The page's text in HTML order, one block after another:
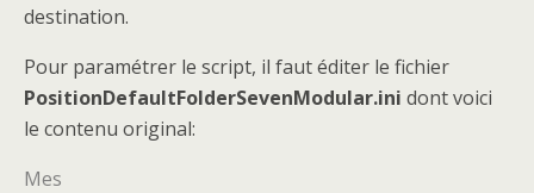
destination.
Pour paramétrer le script, il faut éditer le fichier
PositionDefaultFolderSevenModular.ini dont voici
le contenu original:
Mes